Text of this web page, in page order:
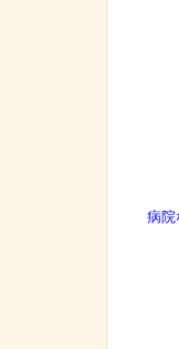
病院